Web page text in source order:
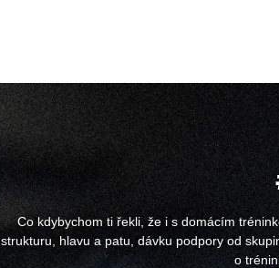
Co kdybychom ti řekli, že i s domácím
strukturu, hlavu a patu, dávku podpory od
o